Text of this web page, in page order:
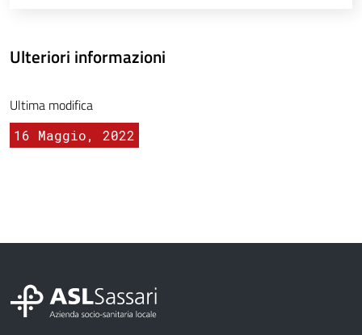
Ulteriori informazioni
Ultima modifica
16 Maggio, 2022